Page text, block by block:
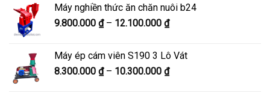
5.900.000 ₫
đến
Máy nghiền thức ăn chăn nuôi b24
9.800.000 ₫ – 12.100.000 ₫Khoảng
9.800.000 ₫
đến
Máy ép cám viên S190 3 Lô Vát
8.300.000 ₫ – 10.300.000 ₫Khoảng